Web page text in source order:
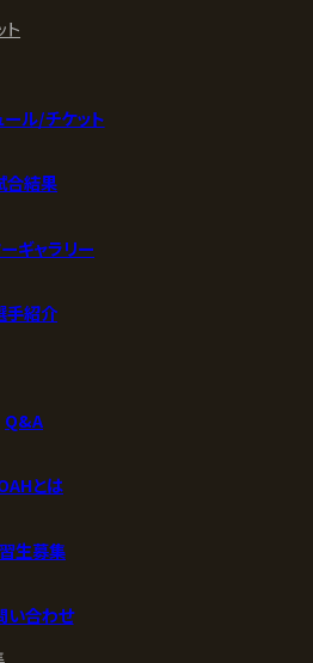
ト
ール/チケット
合結果
ギャラリー
手紹介
Q&A
とは
生募集
い合わせ